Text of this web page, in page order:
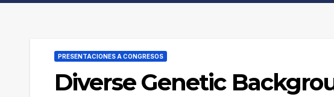
PRESENTACIONES A CONGRESOS
Diverse Genetic